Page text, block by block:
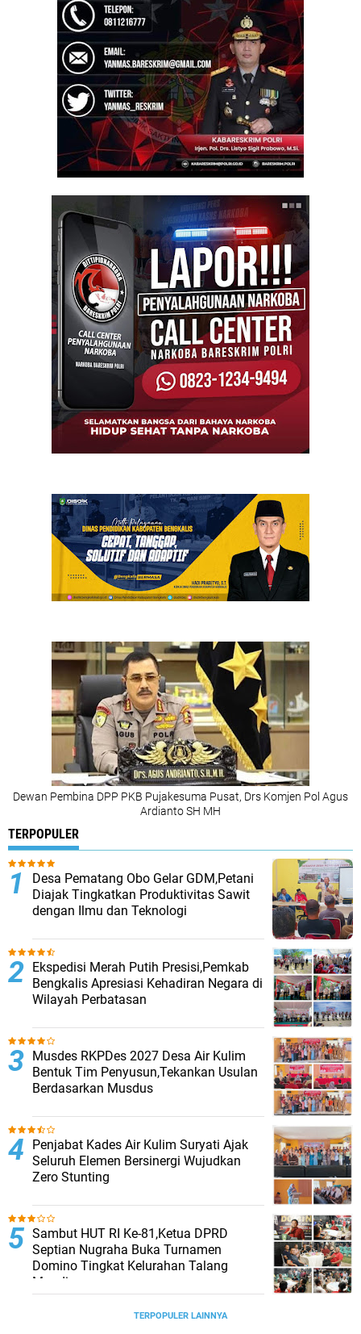
Dewan Pembina DPP PKB Pujakesuma Pusat, Drs Komjen Pol Agus
Ardianto SH MH
TERPOPULER
Desa Pematang Obo Gelar GDM,Petani
Diajak Tingkatkan Produktivitas Sawit
dengan Ilmu dan Teknologi
Ekspedisi Merah Putih Presisi,Pemkab
Bengkalis Apresiasi Kehadiran Negara di
Wilayah Perbatasan
Musdes RKPDes 2027 Desa Air Kulim
Bentuk Tim Penyusun,Tekankan Usulan
Berdasarkan Musdus
Penjabat Kades Air Kulim Suryati Ajak
Seluruh Elemen Bersinergi Wujudkan
Zero Stunting
Sambut HUT RI Ke-81,Ketua DPRD
Septian Nugraha Buka Turnamen
Domino Tingkat Kelurahan Talang
Mandi
TERPOPULER LAINNYA